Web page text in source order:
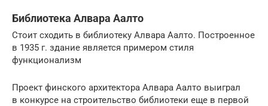
Библиотека Алвара Аалто
Стоит сходить в библиотеку Алвара Аалто. Построенное
в 1935 г. здание является примером стиля
функционализм
Проект финского архитектора Алвара Аалто выиграл
в конкурсе на строительство библиотеки еще в первой